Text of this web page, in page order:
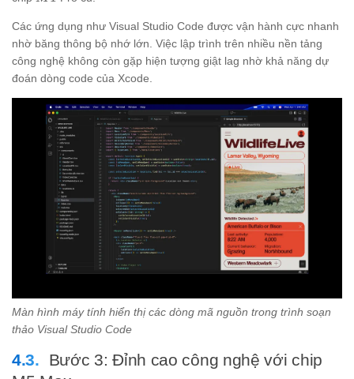
Các ứng dụng như Visual Studio Code được vận hành cực nhanh
nhờ băng thông bộ nhớ lớn. Việc lập trình trên nhiều nền tảng
công nghệ không còn gặp hiện tượng giật lag nhờ khả năng dự
đoán dòng code của Xcode.
Màn hình máy tính hiển thị các dòng mã nguồn trong trình soạn
thảo Visual Studio Code
Bước 3: Đỉnh cao công nghệ với chip